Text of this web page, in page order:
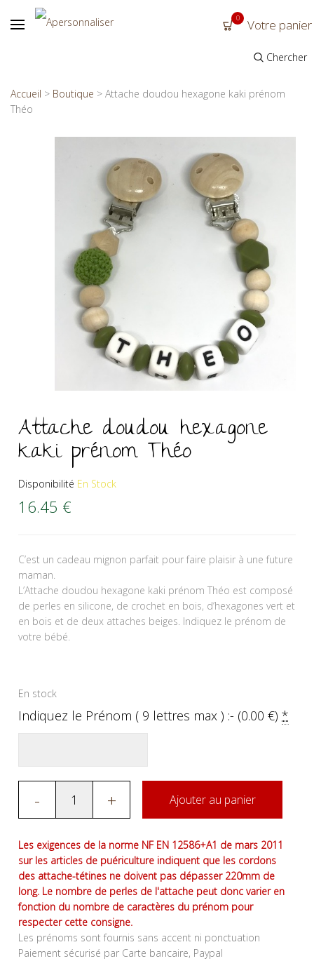
0 Votre panier
Chercher
Accueil > Boutique > Attache doudou hexagone kaki prénom
Théo
Attache doudou hexagone
kaki prénom Théo
Disponibilité En Stock
16.45 €
C’est un cadeau mignon parfait pour faire plaisir à une future
maman.
L’Attache doudou hexagone kaki prénom Théo est composé
de perles en silicone, de crochet en bois, d’hexagones vert et
en bois et de deux attaches beiges. Indiquez le prénom de
votre bébé.
En stock
Indiquez le Prénom ( 9 lettres max ) :- (0.00€)*
- + Ajouter au panier
Les exigences de la norme NF EN 12586+A1 de mars 2011
sur les articles de puériculture indiquent que les cordons
des attache-tétines ne doivent pas dépasser 220mm de
long. Le nombre de perles de l'attache peut donc varier en
fonction du nombre de caractères du prénom pour
respecter cette consigne.
Les prénoms sont fournis sans accent ni ponctuation
Paiement sécurisé par Carte bancaire, Paypal